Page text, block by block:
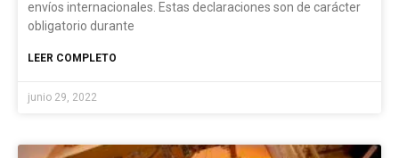
envíos internacionales. Estas declaraciones son de carácter
obligatorio durante
LEER COMPLETO
junio 29, 2022